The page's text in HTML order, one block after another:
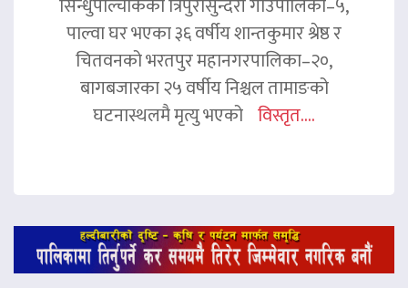
पाल्वा घर भएका ३६ वर्षीय शान्तकुमार श्रेष्ठ र
चितवनको भरतपुर महानगरपालिका–२०,
बागबजारका २५ वर्षीय निश्चल तामाङको
घटनास्थलमै मृत्यु भएको विस्तृत....